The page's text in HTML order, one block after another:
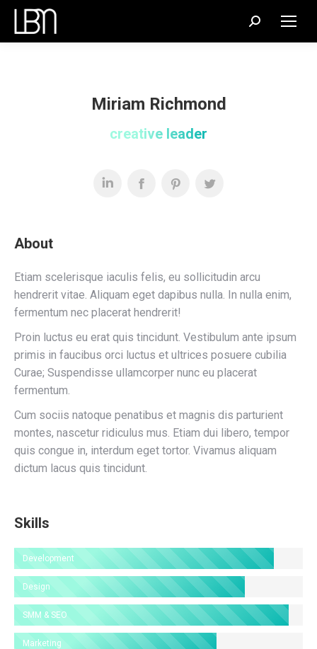
Recherche
:
Miriam Richmond
creative leader
About
Etiam scelerisque iaculis felis, eu sollicitudin arcu
hendrerit vitae. Aliquam eget dapibus nulla. In nulla enim,
fermentum nec placerat hendrerit!
Proin luctus eu erat quis tincidunt. Vestibulum ante ipsum
primis in faucibus orci luctus et ultrices posuere cubilia
Curae; Suspendisse ullamcorper nunc eu placerat
fermentum.
Cum sociis natoque penatibus et magnis dis parturient
montes, nascetur ridiculus mus. Etiam dui libero, tempor
quis congue in, interdum eget tortor. Vivamus aliquam
dictum lacus quis tincidunt.
Skills
Development
Design
SMM & SEO
Marketing